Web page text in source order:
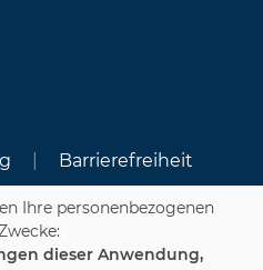
Barrierefreiheit
Ihre personenbezogenen
dieser Anwendung,